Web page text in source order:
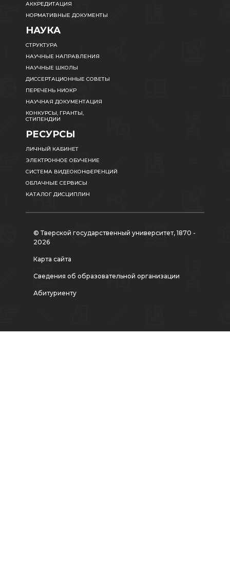
АККРЕДИТАЦИЯ
НОРМАТИВНЫЕ ДОКУМЕНТЫ
НАУКА
СТРУКТУРА
НАУЧНЫЕ НАПРАВЛЕНИЯ
НАУЧНЫЕ ШКОЛЫ
ДИССЕРТАЦИОННЫЕ СОВЕТЫ
ПЕРЕЧЕНЬ НИОКР
НАУЧНАЯ ДОКУМЕНТАЦИЯ
КОНКУРСЫ, ГРАНТЫ,
СТИПЕНДИИ
РЕСУРСЫ
ЛИЧНЫЙ КАБИНЕТ
ЭЛЕКТРОННОЕ ОБУЧЕНИЕ
СИСТЕМА ВИДЕОКОНФЕРЕНЦИЙ
ОБЛАЧНЫЕ СЕРВИСЫ
КАТАЛОГ ДИСЦИПЛИН
© Тверской государственный университет, 1870 -
2026
Карта сайта
Сведения об образовательной организации
Абитуриенту